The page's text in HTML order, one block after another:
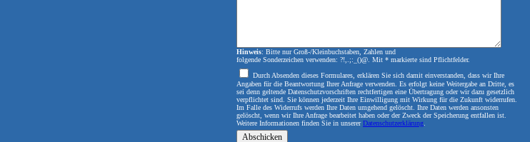
Hinweis: Bitte nur Groß-/Kleinbuchstaben, Zahlen und
folgende Sonderzeichen verwenden: ?!,.;:_()@. Mit * markierte sind Pflichtfelder.
Durch Absenden dieses Formulares, erklären Sie sich damit einverstanden, dass wir Ihre
Angaben für die Beantwortung Ihrer Anfrage verwenden. Es erfolgt keine Weitergabe an Dritte, es
sei denn geltende Datenschutzvorschriften rechtfertigen eine Übertragung oder wir dazu gesetzlich
verpflichtet sind. Sie können jederzeit Ihre Einwilligung mit Wirkung für die Zukunft widerrufen.
Im Falle des Widerrufs werden Ihre Daten umgehend gelöscht. Ihre Daten werden ansonsten
gelöscht, wenn wir Ihre Anfrage bearbeitet haben oder der Zweck der Speicherung entfallen ist.
Weitere Informationen finden Sie in unsererDatenschutzerklärung